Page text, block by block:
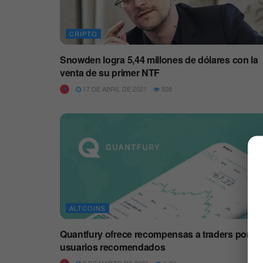
CRIPTO
Snowden logra 5,44 millones de dólares con la
venta de su primer NTF
17 DE ABRIL DE 2021 528
ALTCOINS
Quantfury ofrece recompensas a traders por
usuarios recomendados